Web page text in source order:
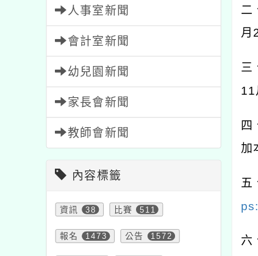
人事室新聞
會計室新聞
幼兒園新聞
家長會新聞
教師會新聞
內容標籤
資訊 38 比賽 511
報名 1473 公告 1572
二
月
三
11
四
加
五
六